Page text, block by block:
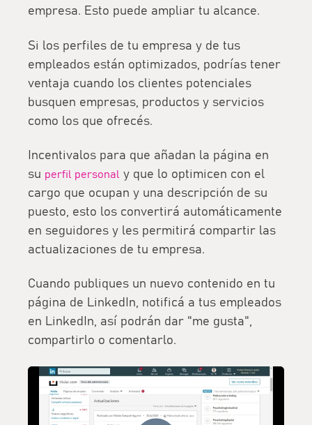
empresa. Esto puede ampliar tu alcance.
Si los perfiles de tu empresa y de tus
empleados están optimizados, podrías tener
ventaja cuando los clientes potenciales
busquen empresas, productos y servicios
como los que ofrecés.
Incentivalos para que añadan la página en
su perfil personal y que lo optimicen con el
cargo que ocupan y una descripción de su
puesto, esto los convertirá automáticamente
en seguidores y les permitirá compartir las
actualizaciones de tu empresa.
Cuando publiques un nuevo contenido en tu
página de LinkedIn, notificá a tus empleados
en LinkedIn, así podrán dar "me gusta",
compartirlo o comentarlo.